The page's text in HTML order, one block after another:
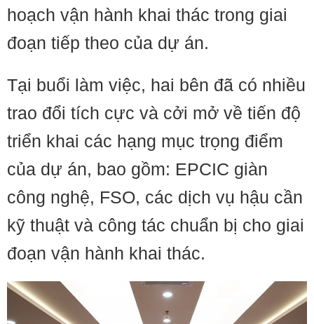
hoạch vận hành khai thác trong giai
đoạn tiếp theo của dự án.
Tại buổi làm việc, hai bên đã có nhiều
trao đổi tích cực và cởi mở về tiến độ
triển khai các hạng mục trọng điểm
của dự án, bao gồm: EPCIC giàn
công nghệ, FSO, các dịch vụ hậu cần
kỹ thuật và công tác chuẩn bị cho giai
đoạn vận hành khai thác.